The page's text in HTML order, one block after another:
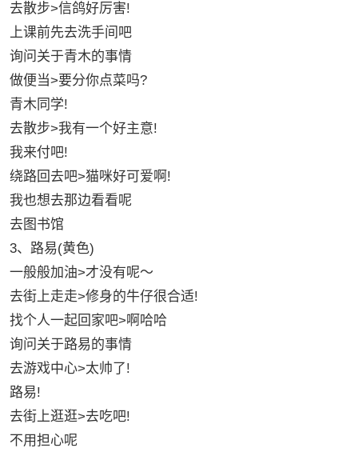
去散步>信鸽好厉害!
上课前先去洗手间吧
询问关于青木的事情
做便当>要分你点菜吗?
青木同学!
去散步>我有一个好主意!
我来付吧!
绕路回去吧>猫咪好可爱啊!
我也想去那边看看呢
去图书馆
3、路易(黄色)
一般般加油>才没有呢～
去街上走走>修身的牛仔很合适!
找个人一起回家吧>啊哈哈
询问关于路易的事情
去游戏中心>太帅了!
路易!
去街上逛逛>去吃吧!
不用担心呢